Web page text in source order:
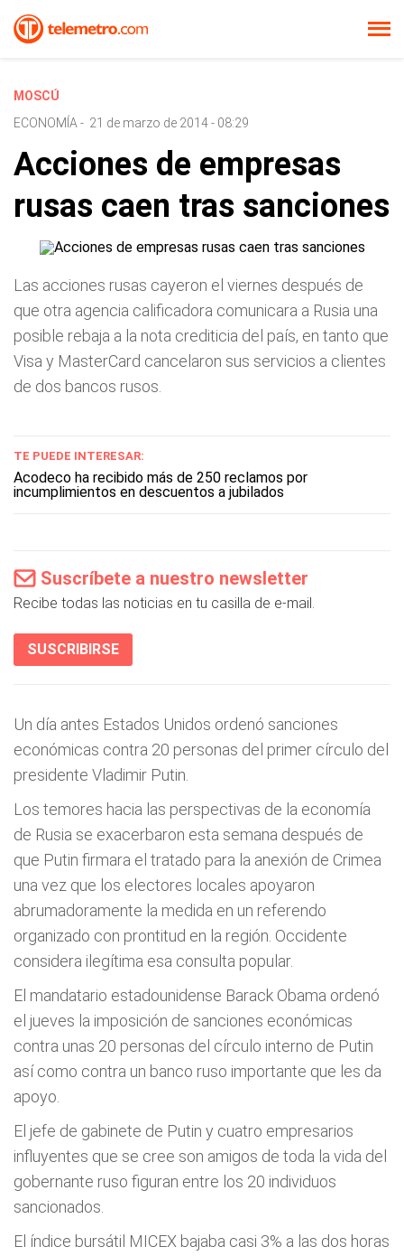
MOSCÚ
ECONOMÍA - 21 de marzo de 2014 - 08:29
Acciones de empresas
rusas caen tras sanciones
Las acciones rusas cayeron el viernes después de
que otra agencia calificadora comunicara a Rusia una
posible rebaja a la nota crediticia del país, en tanto que
Visa y MasterCard cancelaron sus servicios a clientes
de dos bancos rusos.
TE PUEDE INTERESAR:
Acodeco ha recibido más de 250 reclamos por
incumplimientos en descuentos a jubilados
Suscríbete a nuestro newsletter
Recibe todas las noticias en tu casilla de e-mail.
SUSCRIBIRSE
Un día antes Estados Unidos ordenó sanciones
económicas contra 20 personas del primer círculo del
presidente Vladimir Putin.
Los temores hacia las perspectivas de la economía
de Rusia se exacerbaron esta semana después de
que Putin firmara el tratado para la anexión de Crimea
una vez que los electores locales apoyaron
abrumadoramente la medida en un referendo
organizado con prontitud en la región. Occidente
considera ilegítima esa consulta popular.
El mandatario estadounidense Barack Obama ordenó
el jueves la imposición de sanciones económicas
contra unas 20 personas del círculo interno de Putin
así como contra un banco ruso importante que les da
apoyo.
El jefe de gabinete de Putin y cuatro empresarios
influyentes que se cree son amigos de toda la vida del
gobernante ruso figuran entre los 20 individuos
sancionados.
El índice bursátil MICEX bajaba casi 3% a las dos horas